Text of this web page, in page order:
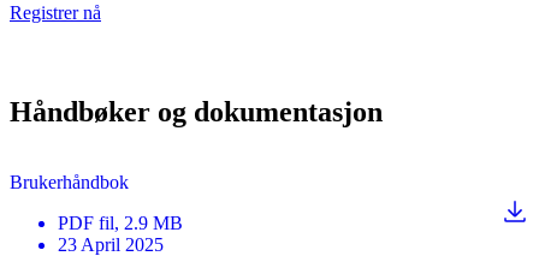
Registrer nå
Håndbøker og dokumentasjon
Brukerhåndbok
PDF fil, 2.9 MB
23 April 2025